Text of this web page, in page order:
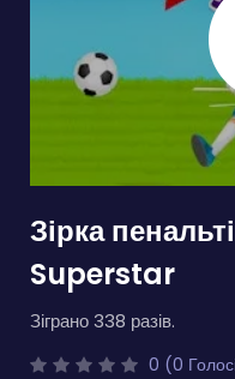
Зірка
Superstar
Зіграно 338 разів.
0 (0